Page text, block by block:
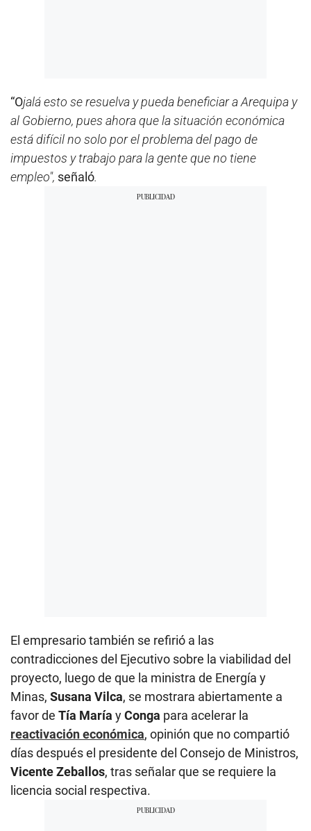
“Ojalá esto se resuelva y pueda beneficiar a Arequipa y
al Gobierno, pues ahora que la situación económica
está difícil no solo por el problema del pago de
impuestos y trabajo para la gente que no tiene
empleo", señaló.
El empresario también se refirió a las
contradicciones del Ejecutivo sobre la viabilidad del
proyecto, luego de que la ministra de Energía y
Minas, Susana Vilca, se mostrara abiertamente a
favor de Tía María yConga para acelerar la
reactivación económica, opinión que no compartió
días después el presidente del Consejo de Ministros,
Vicente Zeballos, tras señalar que se requiere la
licencia social respectiva.